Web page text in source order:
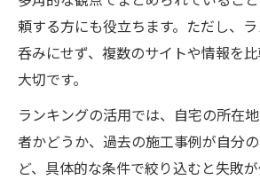
ント
大阪外壁塗装業者の選び方
外壁塗装見積もり比較で押
助成金を利用した外壁塗装
頼する方にも役立ちます。ただし、
呑みにせず、複数のサイトや情報を
大切です。
ランキングの活用では、自宅の所在
者かどうか、過去の施工事例が自分
ど、具体的な条件で絞り込むと失敗が